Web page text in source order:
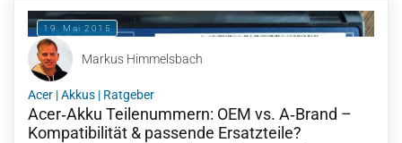
19. Mai 2015
Markus Himmelsbach
Acer |Akkus | Ratgeber
Acer‑Akku Teilenummern: OEM vs. A‑Brand –
Kompatibilität & passende Ersatzteile?